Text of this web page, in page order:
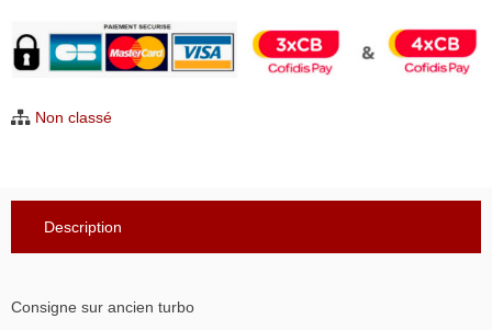
120€TTC
sur
turbo
Non classé
Description
Consigne sur ancien turbo